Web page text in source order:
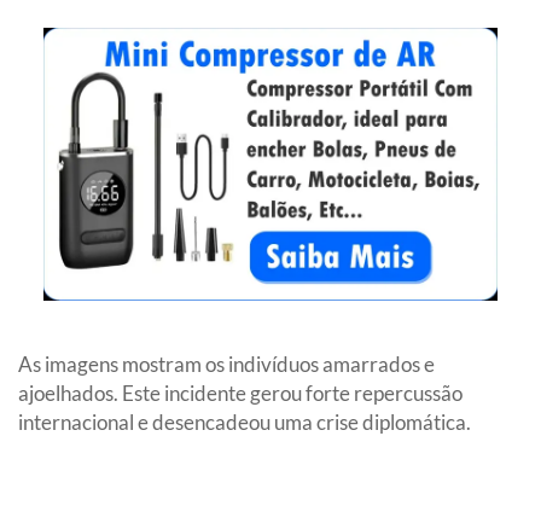
As imagens mostram os indivíduos amarrados e
ajoelhados. Este incidente gerou forte repercussão
internacional e desencadeou uma crise diplomática.